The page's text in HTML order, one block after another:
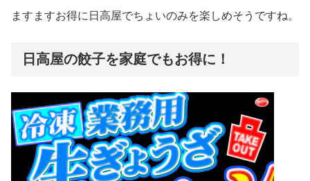
ますますお得に日高屋でちょいのみを楽しめそうですね。
日高屋の餃子を家庭でもお得に！